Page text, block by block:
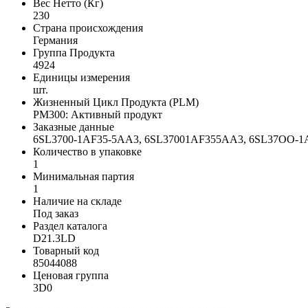
Вес Нетто (Кг)
230
Страна происхождения
Германия
Группа Продукта
4924
Единицы измерения
шт.
Жизненный Цикл Продукта (PLM)
PM300: Активный продукт
Заказные данные
6SL3700-1AF35-5AA3, 6SL37001AF355AA3, 6SL37OO-
Количество в упаковке
1
Минимальная партия
1
Наличие на складе
Под заказ
Раздел каталога
D21.3LD
Товарный код
85044088
Ценовая группа
3D0